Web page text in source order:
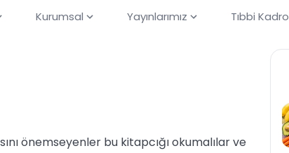
Kurumsal Yayınlarımız Tıbbi Kadro
önemseyenler bu kitapcığı okumalılar ve